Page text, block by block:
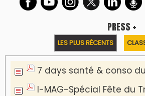
PRESS +
LES PLUS RÉCENTS
7 days santé & conso
I-MAG-Spécial Fête du